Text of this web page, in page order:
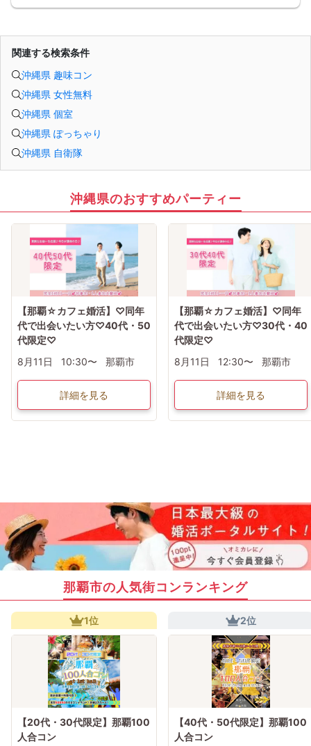
関連する検索条件
沖縄県 趣味コン
沖縄県 女性無料
沖縄県 個室
沖縄県 ぽっちゃり
沖縄県 自衛隊
沖縄県のおすすめパーティー
【那覇☆カフェ婚活】♡同年
代で出会いたい方♡40代・50
代限定♡
8月11日
10:30〜 那覇市
詳細を見る
【那覇☆カフェ婚活】♡同年
代で出会いたい方♡30代・40
代限定♡
8月11日
12:30〜 那覇市
詳細を見る
那覇市の人気街コンランキング
1位
【20代・30代限定】那覇100
人合コン
2位
【40代・50代限定】那覇100
人合コン